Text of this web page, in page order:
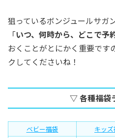
狙っているボンジュールサガ
「いつ、何時から、どこで予
おくことがとにかく重要です
クしてくださいね！
▽ 各種福袋
ベビー福袋 キッ